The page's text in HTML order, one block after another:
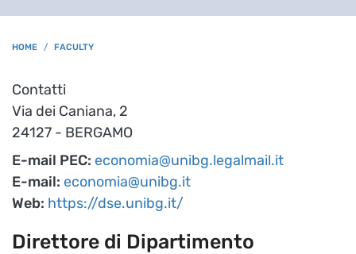
BREADCRUMB
HOME FACULTY
Contatti
Via dei Caniana, 2
24127 - BERGAMO
E-mail PEC: economia@unibg.legalmail.it
E-mail: economia@unibg.it
Web: https://dse.unibg.it/
Direttore di Dipartimento